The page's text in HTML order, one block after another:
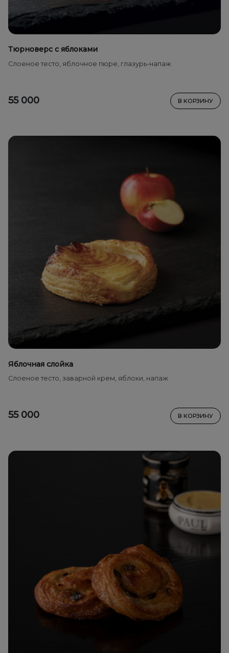
Тюрноверс с яблоками
Cлоеное тесто, яблочное пюре, глазурь-напаж
55 000 В КОРЗИНУ
Яблочная слойка
Слоеное тесто, заварной крем, яблоки, напаж
55 000 В КОРЗИНУ